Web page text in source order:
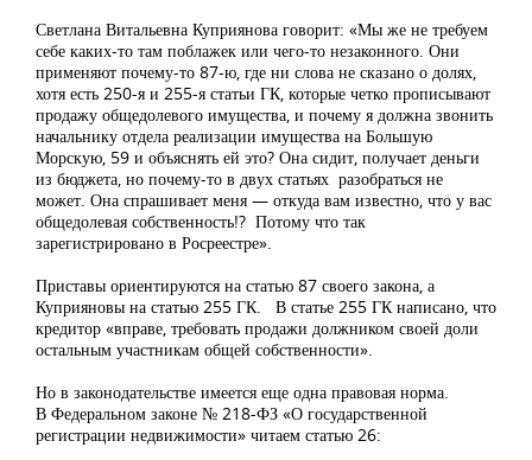
Светлана Витальевна Куприянова говорит: «Мы же не требуем
себе каких-то там поблажек или чего-то незаконного. Они
применяют почему-то 87-ю, где ни слова не сказано о долях,
хотя есть 250-я и 255-я статьи ГК, которые четко прописывают
продажу общедолевого имущества, и почему я должна звонить
начальнику отдела реализации имущества на Большую
Морскую, 59 и объяснять ей это? Она сидит, получает деньги
из бюджета, но почему-то в двух статьях разобраться не
может. Она спрашивает меня — откуда вам известно, что у вас
общедолевая собственность!? Потому что так
зарегистрировано в Росреестре».
Приставы ориентируются на статью 87 своего закона, а
Куприяновы на статью 255 ГК. В статье 255 ГК написано, что
кредитор «вправе, требовать продажи должником своей доли
остальным участникам общей собственности».
Но в законодательстве имеется еще одна правовая норма.
В Федеральном законе № 218-ФЗ «О государственной
регистрации недвижимости» читаем статью 26: